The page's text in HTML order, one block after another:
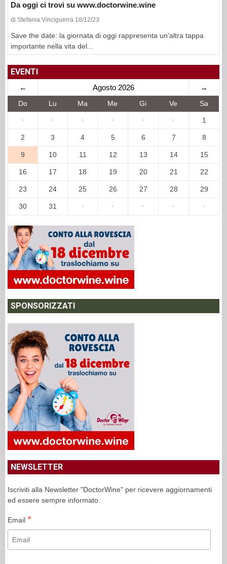
Da oggi ci trovi su www.doctorwine.wine
di Stefania Vinciguerra 18/12/23
Save the date: la giornata di oggi rappresenta un’altra tappa
importante nella vita del...
EVENTI
← Agosto 2026 →
Do Lu Ma Me Gi Ve Sa
· · · · · · 1
2 3 4 5 6 7 8
9 10 11 12 13 14 15
16 17 18 19 20 21 22
23 24 25 26 27 28 29
30 31 · · · · ·
SPONSORIZZATI
NEWSLETTER
Iscriviti alla Newsletter "DoctorWine" per ricevere aggiornamenti
ed essere sempre informato.
Email *